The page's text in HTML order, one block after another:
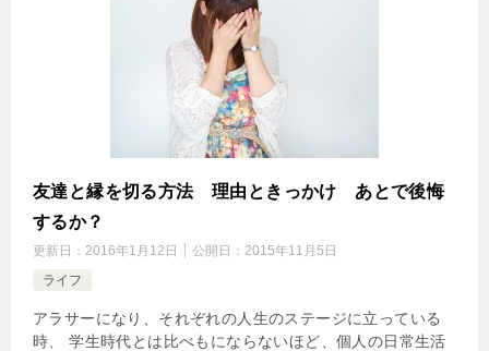
友達と縁を切る方法 理由ときっかけ あとで後悔
するか？
更新日： 2016年1月12日 公開日： 2015年11月5日
ライフ
アラサーになり、それぞれの人生のステージに立っている
時、 学生時代とは比べもにならないほど、個人の日常生活